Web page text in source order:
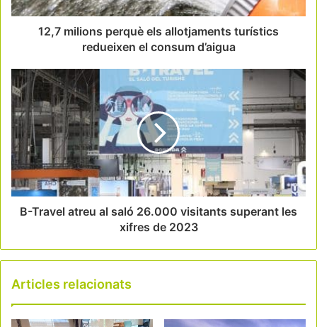
12,7 milions perquè els allotjaments turístics
redueixen el consum d’aigua
B-Travel atreu al saló 26.000 visitants superant les
xifres de 2023
Articles relacionats